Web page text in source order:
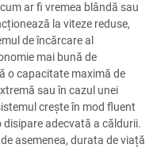
ar fi vremea blândă sau
la viteze reduse,
de încărcare al
mai bună de
o capacitate maximă de
sau în cazul unei
crește în mod fluent
adecvată a căldurii.
asemenea, durata de viață